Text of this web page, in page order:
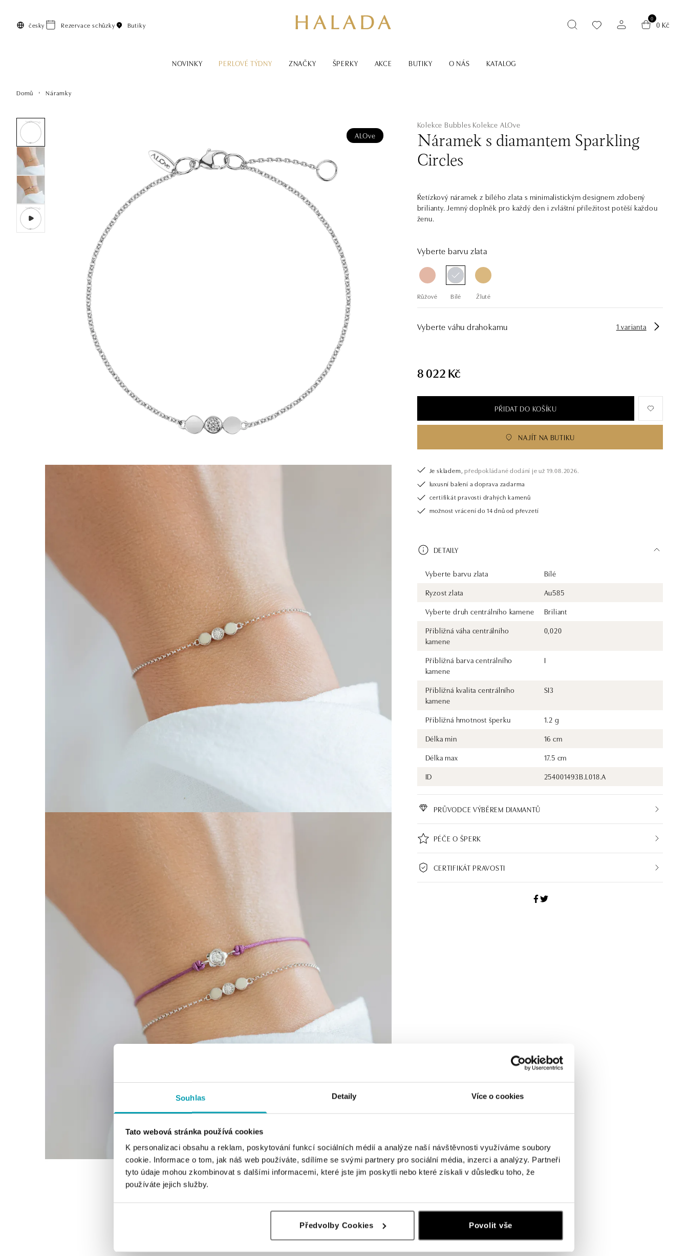
Souhlas Detaily Více o cookies
Tato webová stránka používá cookies
K personalizaci obsahu a reklam, poskytování funkcí sociálních médií a analýze naší návštěvnosti využíváme soubory
cookie. Informace o tom, jak náš web používáte, sdílíme se svými partnery pro sociální média, inzerci a analýzy. Partneři
tyto údaje mohou zkombinovat s dalšími informacemi, které jste jim poskytli nebo které získali v důsledku toho, že
používáte jejich služby.
Předvolby Cookies Povolit vše
česky Rezervace schůzky Butiky
0
0 Kč
NOVINKY PERLOVÉ TÝDNY ZNAČKY ŠPERKY AKCE BUTIKY O NÁS KATALOG
Domů Náramky
ALOve
Kolekce Bubbles Kolekce ALOve
Náramek s diamantem Sparkling
Circles
Ŕetízkový náramek z bílého zlata s minimalistickým designem zdobený
brilianty. Jemný doplněk pro každý den i zvláštní příležitost potěší každou
ženu.
Vyberte barvu zlata
Růžové Bílé Žluté
Vyberte váhu drahokamu 1 varianta
8 022 Kč
PŘIDAT DO KOŠÍKU
NAJÍT NA BUTIKU
Je skladem, předpokládané dodání je už 19.08.2026.
luxusní balení a doprava zadarma
certifikát pravosti drahých kamenů
možnost vrácení do 14 dnů od převzetí
DETAILY
Vyberte barvu zlata
Bílé
Ryzost zlata
Au585
Vyberte druh centrálního kamene
Briliant
Přibližná váha centrálního
kamene
0,020
Přibližná barva centrálního
kamene
I
Přibližná kvalita centrálního
kamene
SI3
Přibližná hmotnost šperku
1.2 g
Délka min
16 cm
Délka max
17.5 cm
ID
254001493B.L018.A
PRŮVODCE VÝBĚREM DIAMANTŮ
PÉČE O ŠPERK
CERTIFIKÁT PRAVOSTI